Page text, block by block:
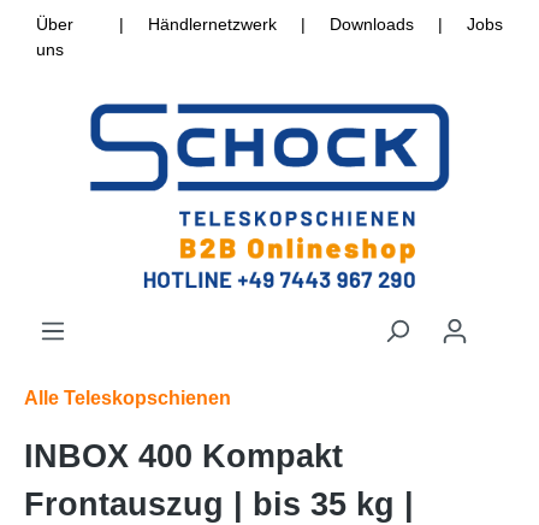
Über
uns
| Händlernetzwerk | Downloads | Jobs
Alle Teleskopschienen
INBOX 400 Kompakt
Frontauszug | bis 35 kg |